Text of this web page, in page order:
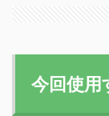
今回使用